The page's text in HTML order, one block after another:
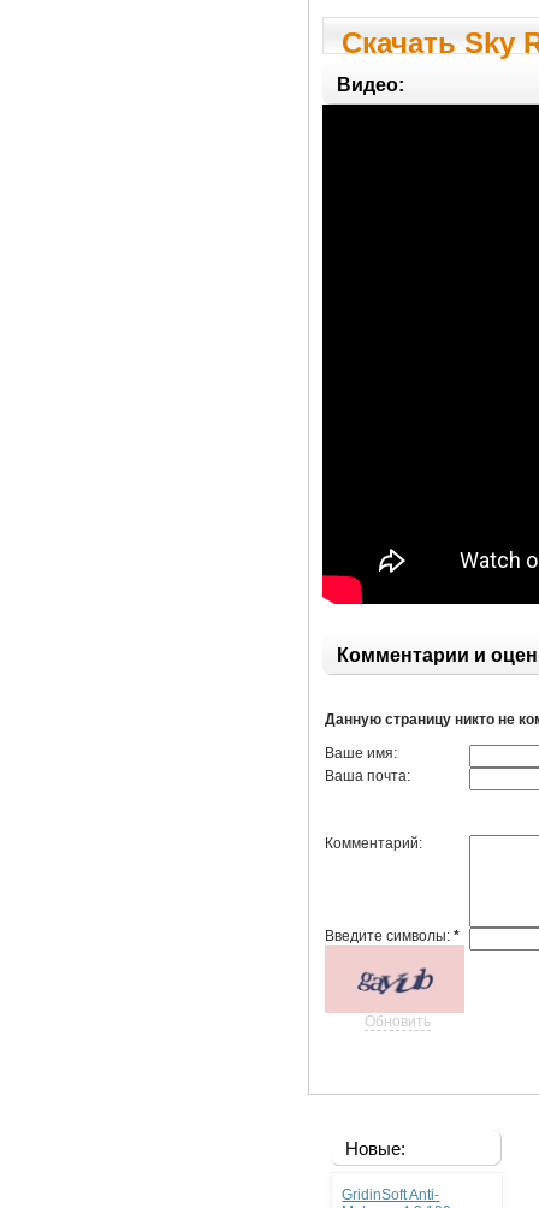
Скачать Sky
Видео:
Комментарии и
Данную страницу никто не
Ваше имя:
Ваша почта:
Комментарий:
Введите символы:*
Обновить
Новые:
GridinSoft Anti-